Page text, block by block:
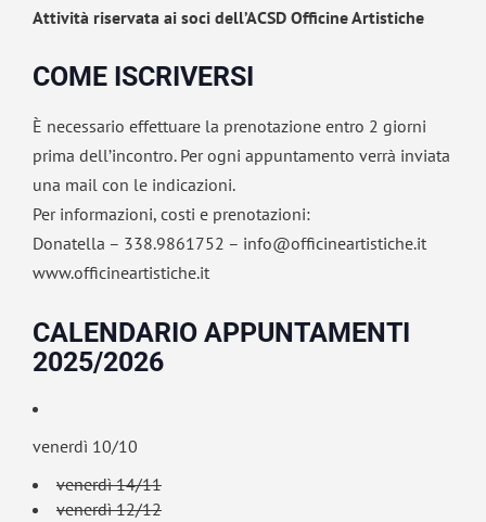
Attività riservata ai soci dell’ACSD Officine Artistiche
COME ISCRIVERSI
È necessario effettuare la prenotazione entro 2 giorni
prima dell’incontro. Per ogni appuntamento verrà inviata
una mail con le indicazioni.
Per informazioni, costi e prenotazioni:
Donatella – 338.9861752 – info@officineartistiche.it
www.officineartistiche.it
CALENDARIO APPUNTAMENTI
2025/2026
venerdì 10/10
venerdì 14/11
venerdì 12/12